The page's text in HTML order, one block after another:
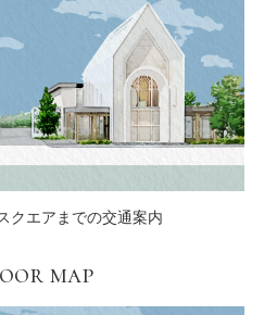
クエアまでの交通案内
map